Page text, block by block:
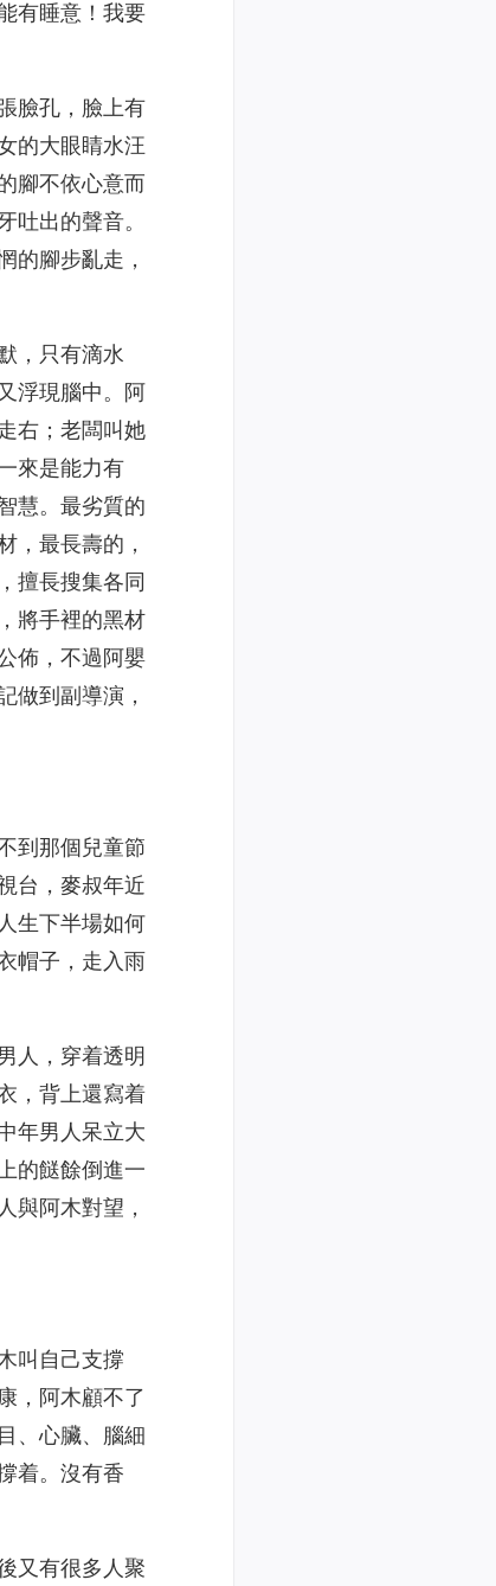
有睡意！我要
臉孔，臉上有
的大眼睛水汪
腳不依心意而
吐出的聲音。
的腳步亂走，
，只有滴水
浮現腦中。阿
右；老闆叫她
來是能力有
慧。最劣質的
，最長壽的，
擅長搜集各同
將手裡的黑材
佈，不過阿嬰
做到副導演，
到那個兒童節
台，麥叔年近
生下半場如何
帽子，走入雨
人，穿着透明
，背上還寫着
年男人呆立大
的餸餘倒進一
與阿木對望，
叫自己支撐
，阿木顧不了
、心臟、腦細
着。沒有香
又有很多人聚